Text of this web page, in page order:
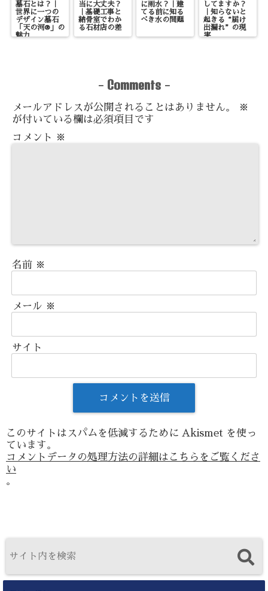
墓石とは？｜
世界に一つの
デザイン墓石
「天の河®」の
魅力
当に大丈夫？
｜基礎工事と
納骨室でわか
る石材店の差
に雨水？｜建
てる前に知る
べき水の問題
してますか？
｜知らないと
起きる“届け
出漏れ”の現
実
- Comments -
メールアドレスが公開されることはありません。
※
が付いている欄は必須項目です
コメント
※
名前 ※
メール ※
サイト
このサイトはスパムを低減するために Akismet を使っ
ています。
コメントデータの処理方法の詳細はこちらをご覧くださ
い
。